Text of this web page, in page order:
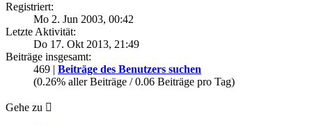
Registriert:
Mo 2. Jun 2003, 00:42
Letzte Aktivität:
Do 17. Okt 2013, 21:49
Beiträge insgesamt:
469 | Beiträge des Benutzers suchen
(0.26% aller Beiträge / 0.06 Beiträge pro Tag)
Gehe zu